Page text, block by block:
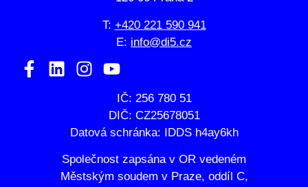
T: +420 221 590 941
E: info@di5.cz
IČ: 256 780 51
DIČ: CZ25678051
Datová schránka: IDDS h4ay6kh
Společnost zapsána v OR vedeném
Městským soudem v Praze, oddíl C,